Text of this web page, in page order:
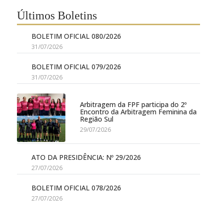
Últimos Boletins
BOLETIM OFICIAL 080/2026
31/07/2026
BOLETIM OFICIAL 079/2026
31/07/2026
Arbitragem da FPF participa do 2º
Encontro da Arbitragem Feminina da
Região Sul
29/07/2026
ATO DA PRESIDÊNCIA: Nº 29/2026
27/07/2026
BOLETIM OFICIAL 078/2026
27/07/2026